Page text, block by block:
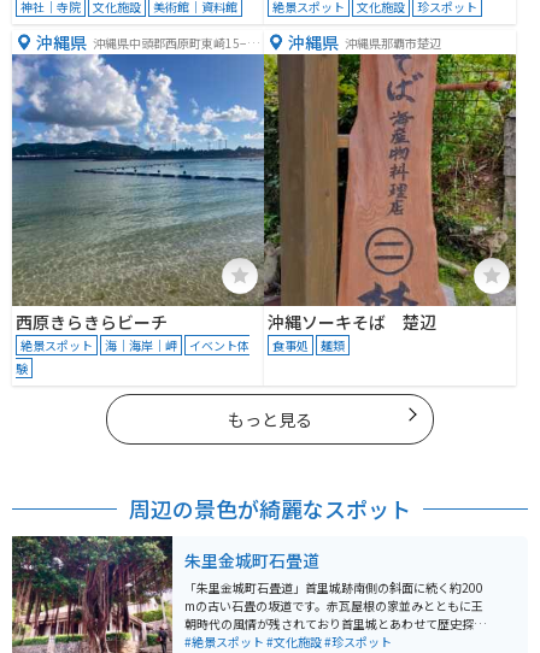
神社｜寺院 文化施設 美術館｜資料館 絶景スポット 文化施設 珍スポット
沖縄県 沖縄県中頭郡西原町東崎15−1
−１５−１
西原きらきらビーチ
絶景スポット 海｜海岸｜岬
イベント体
験
沖縄県 沖縄県那覇市楚辺
沖縄ソーキそば 楚辺
食事処 麺類
もっと見る
周辺の景色が綺麗なスポット
朱里金城町石畳道
「朱里金城町石畳道」首里城跡南側の斜面に続く約200
mの古い石畳の坂道です。赤瓦屋根の家並みとともに王
朝時代の風情が残されており首里城とあわせて歴史探訪
におすすめのスポット。沖縄県指定の文化財に登録され
#絶景スポット #文化施設#珍スポット